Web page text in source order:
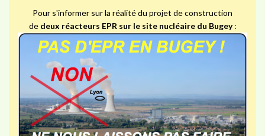
Pour s'informer sur la réalité du projet de construction
de deux réacteurs EPR sur le site nucléaire du Bugey: